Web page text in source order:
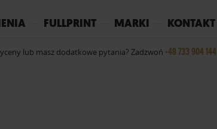
FULLPRINT MARKI KONTAKT
lub masz dodatkowe pytania? Zadzwoń +48 733 904 144